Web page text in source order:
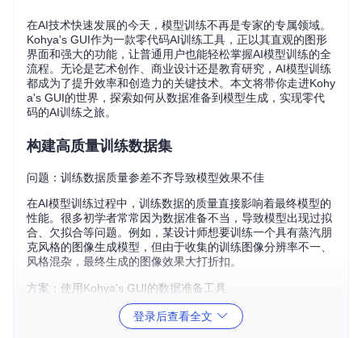
在AI技术快速发展的今天，模型训练不再是专家的专属领域。
Kohya's GUI作为一款零代码AI训练工具，正以其直观的图形
界面和强大的功能，让普通用户也能轻松掌握AI模型训练的全
流程。无论是艺术创作、商业设计还是教育研究，AI模型训练
都成为了提升效率和创造力的关键技术。本文将带你走进Kohy
a's GUI的世界，探索如何从数据准备到模型生成，实现零代
码的AI训练之旅。
构建高质量训练数据集
问题：训练数据质量参差不齐导致模型效果不佳
在AI模型训练过程中，训练数据的质量直接影响着最终模型的
性能。很多初学者常常因为数据准备不当，导致模型出现过拟
合、欠拟合等问题。例如，某设计师想要训练一个具有蒸汽朋
克风格的图像生成模型，但由于收集的训练图像分辨率不一、
风格混杂，最终生成的图像效果大打折扣。
方案：使用Kohya's GUI的数据准备工具
Kohya's GUI提供了一系列数据准备工具，帮助用户轻松构建
高质量的训练数据集。首先，通过图像标注工具为每张图像生
登录后查看全文